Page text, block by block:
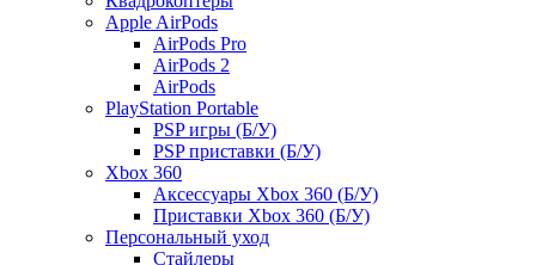
Apple AirPods
AirPods Pro
AirPods 2
AirPods
PlayStation Portable
PSP игры (Б/У)
PSP приставки (Б/У)
Xbox 360
Аксессуары Xbox 360 (Б/У)
Приставки Xbox 360 (Б/У)
Персональный уход
Стайлеры